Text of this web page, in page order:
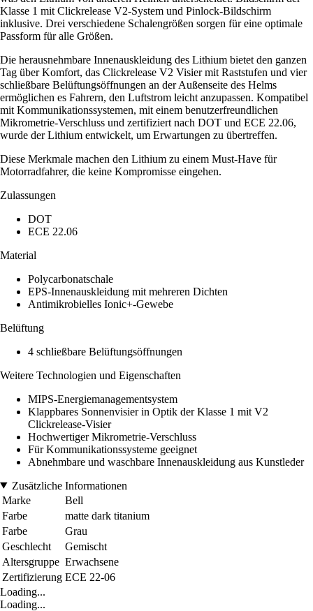
Klasse 1 mit Clickrelease V2-System und Pinlock-Bildschirm
inklusive. Drei verschiedene Schalengrößen sorgen für eine optimale
Passform für alle Größen.
Die herausnehmbare Innenauskleidung des Lithium bietet den ganzen
Tag über Komfort, das Clickrelease V2 Visier mit Raststufen und vier
schließbare Belüftungsöffnungen an der Außenseite des Helms
ermöglichen es Fahrern, den Luftstrom leicht anzupassen. Kompatibel
mit Kommunikationssystemen, mit einem benutzerfreundlichen
Mikrometrie-Verschluss und zertifiziert nach DOT und ECE 22.06,
wurde der Lithium entwickelt, um Erwartungen zu übertreffen.
Diese Merkmale machen den Lithium zu einem Must-Have für
Motorradfahrer, die keine Kompromisse eingehen.
Zulassungen
DOT
ECE 22.06
Material
Polycarbonatschale
EPS-Innenauskleidung mit mehreren Dichten
Antimikrobielles Ionic+-Gewebe
Belüftung
4 schließbare Belüftungsöffnungen
Weitere Technologien und Eigenschaften
MIPS-Energiemanagementsystem
Klappbares Sonnenvisier in Optik der Klasse 1 mit V2
Clickrelease-Visier
Hochwertiger Mikrometrie-Verschluss
Für Kommunikationssysteme geeignet
Abnehmbare und waschbare Innenauskleidung aus Kunstleder
Zusätzliche Informationen
Marke
Bell
Farbe
matte dark titanium
Farbe
Grau
Geschlecht
Gemischt
Altersgruppe Erwachsene
Zertifizierung ECE 22-06
Loading...
Loading...